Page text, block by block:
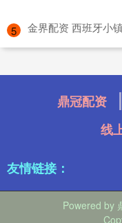
5 金界配资 西班牙小
鼎冠配资
线
友情链接：
Powered by